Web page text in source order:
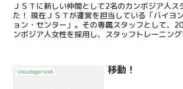
ＪＳＴに新しい仲間として2名のカンボジア人ス
た！ 現在ＪＳＴが運営を担当している「バイヨ
ョン・センター」。その専属スタッフとして、
ンボジア人女性を採用し、スタッフトレーニング
Uncategorized 移動！